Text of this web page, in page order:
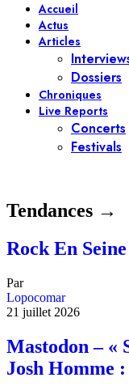
Accueil
Actus
Articles
Dossiers
Chroniques
Live Reports
Concerts
Festivals
Tendances →
Rock En
Par
Lopocomar
21 juillet 2026
Mastodon – «
Josh Homme